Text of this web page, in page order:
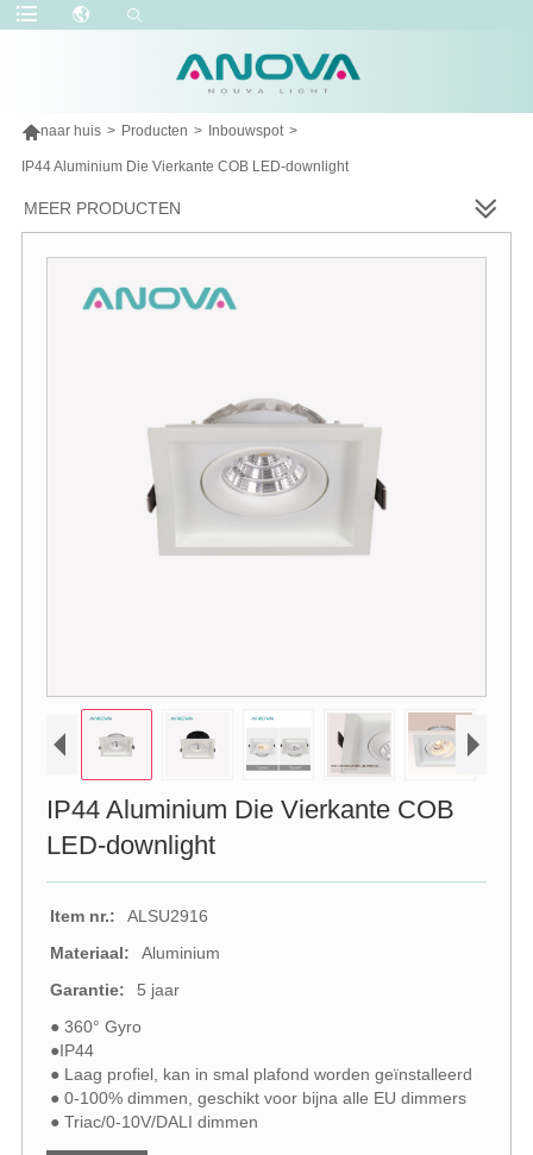
naar huis > Producten > Inbouwspot >
IP44 Aluminium Die Vierkante COB LED-downlight
MEER PRODUCTEN
IP44 Aluminium Die Vierkante COB
LED-downlight
Item nr.:
ALSU2916
Materiaal:
Aluminium
Garantie:
5 jaar
● 360° Gyro
●IP44
● Laag profiel, kan in smal plafond worden geïnstalleerd
● 0-100% dimmen, geschikt voor bijna alle EU dimmers
● Triac/0-10V/DALI dimmen